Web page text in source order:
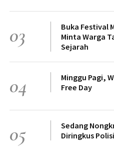
03
Buka Festival
Minta Warga
Sejarah
04
Minggu Pagi,
Free Day
05
Sedang
Diringkus Polisi